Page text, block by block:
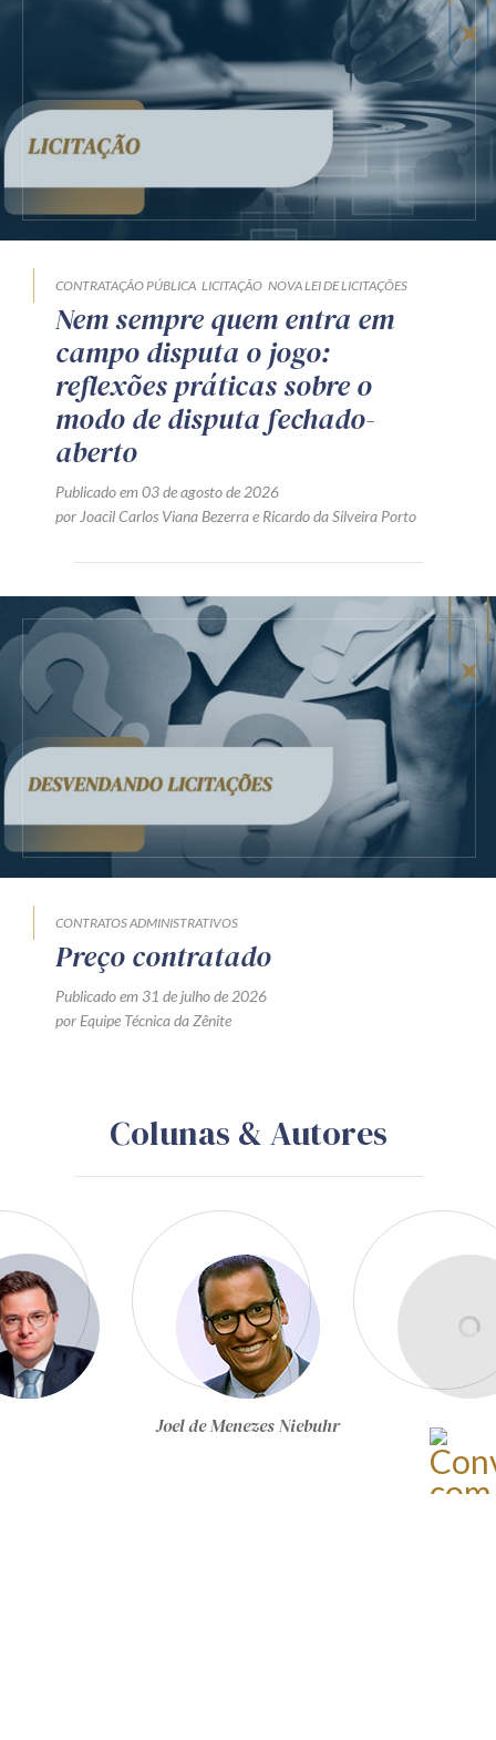
CONTRATAÇÃO PÚBLICA LICITAÇÃO NOVA LEI DE LICITAÇÕES
Nem sempre quem entra em
campo disputa o jogo:
reflexões práticas sobre o
modo de disputa fechado-
aberto
Publicado em 03 de agosto de 2026
por Joacil Carlos Viana Bezerrae Ricardo da Silveira Porto
CONTRATOS ADMINISTRATIVOS
Preço contratado
Publicado em 31 de julho de 2026
por Equipe Técnica da Zênite
Colunas & Autores
Joel de Menezes Niebuhr